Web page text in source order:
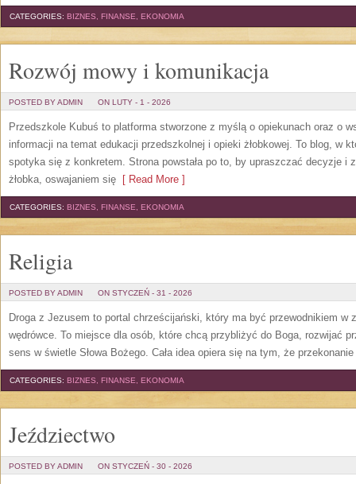
CATEGORIES: BIZNES, FINANSE, EKONOMIA
Rozwój mowy i komunikacja
POSTED BY ADMIN ON LUTY - 1 - 2026
Przedszkole Kubuś to platforma stworzone z myślą o opiekunach oraz o
informacji na temat edukacji przedszkolnej i opieki żłobkowej. To blog, w
spotyka się z konkretem. Strona powstała po to, by upraszczać decyzje i
żłobka, oswajaniem się [ Read More ]
CATEGORIES: BIZNES, FINANSE, EKONOMIA
Religia
POSTED BY ADMIN ON STYCZEŃ - 31 - 2026
Droga z Jezusem to portal chrześcijański, który ma być przewodnikiem w
wędrówce. To miejsce dla osób, które chcą przybliżyć do Boga, rozwijać
sens w świetle Słowa Bożego. Cała idea opiera się na tym, że
CATEGORIES: BIZNES, FINANSE, EKONOMIA
Jeździectwo
POSTED BY ADMIN ON STYCZEŃ - 30 - 2026